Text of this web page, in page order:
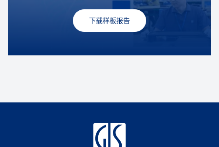
下载样板报告